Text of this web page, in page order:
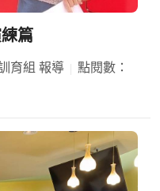
篇
育組 報導
點閱數：